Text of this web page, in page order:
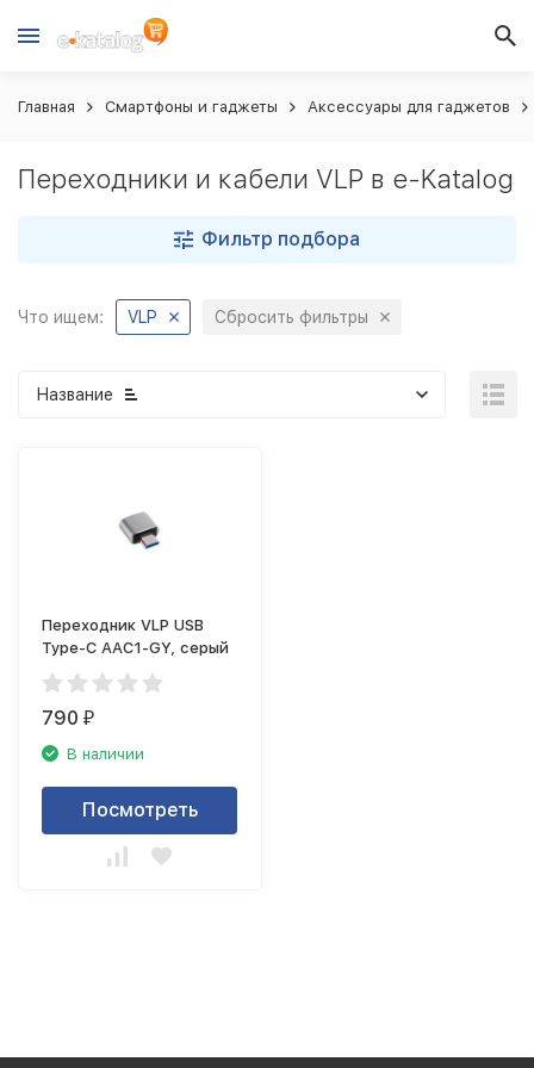
Главная Смартфоны и гаджеты Аксессуары для гаджетов
Переходники и кабели VLP в e-Katalog
Фильтр подбора
Что ищем: VLP Сбросить фильтры
Название
Переходник VLP USB
Type-C AAC1-GY, серый
790₽
В наличии
Посмотреть